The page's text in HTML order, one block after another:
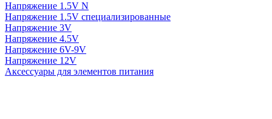
Напряжение 1.5V N
Напряжение 1.5V специализированные
Напряжение 3V
Напряжение 4.5V
Напряжение 6V-9V
Напряжение 12V
Аксессуары для элементов питания